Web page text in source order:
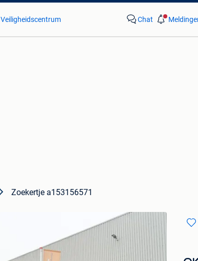
Veiligheidscentrum Chat
Zoekertje a153156571